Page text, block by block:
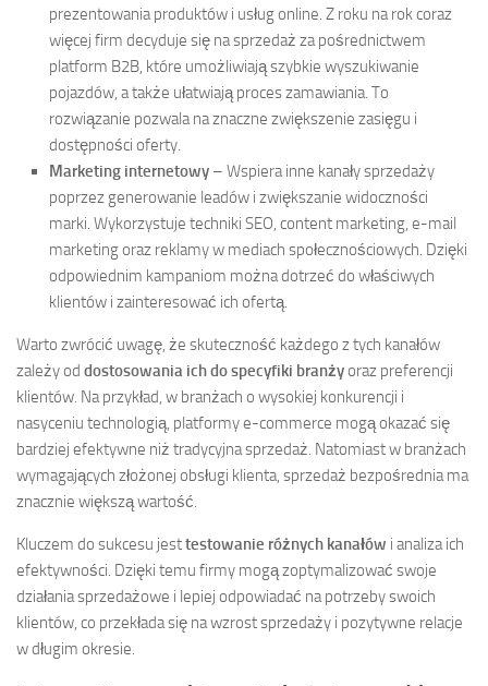
prezentowania produktów i usług online. Z roku na rok coraz
więcej firm decyduje się na sprzedaż za pośrednictwem
platform B2B, które umożliwiają szybkie wyszukiwanie
pojazdów, a także ułatwiają proces zamawiania. To
rozwiązanie pozwala na znaczne zwiększenie zasięgu i
dostępności oferty.
Marketing internetowy – Wspiera inne kanały sprzedaży
poprzez generowanie leadów i zwiększanie widoczności
marki. Wykorzystuje techniki SEO, content marketing, e-mail
marketing oraz reklamy w mediach społecznościowych. Dzięki
odpowiednim kampaniom można dotrzeć do właściwych
klientów i zainteresować ich ofertą.
Warto zwrócić uwagę, że skuteczność każdego z tych kanałów
zależy od dostosowania ich do specyfiki branżyoraz preferencji
klientów. Na przykład, w branżach o wysokiej konkurencji i
nasyceniu technologią, platformy e-commerce mogą okazać się
bardziej efektywne niż tradycyjna sprzedaż. Natomiast w branżach
wymagających złożonej obsługi klienta, sprzedaż bezpośrednia ma
znacznie większą wartość.
Kluczem do sukcesu jesttestowanie różnych kanałów i analiza ich
efektywności. Dzięki temu firmy mogą zoptymalizować swoje
działania sprzedażowe i lepiej odpowiadać na potrzeby swoich
klientów, co przekłada się na wzrost sprzedaży i pozytywne relacje
w długim okresie.